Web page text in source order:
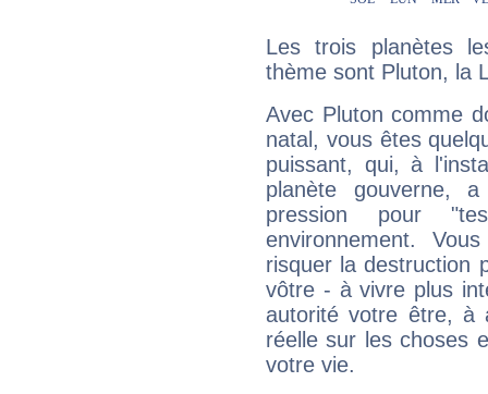
Les trois planètes
thème sont Pluton, la
Avec Pluton comme
natal, vous êtes
puissant, qui, à
planète gouverne,
pression pour
environnement.
risquer la destruction
vôtre - à vivre plus
autorité votre être, à
réelle sur les choses
votre vie.